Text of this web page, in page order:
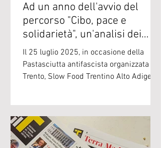
Ad un anno dell'avvio del
percorso "Cibo, pace e
solidarietà", un'analisi dei
risultati e delle prospettive
Il 25 luglio 2025, in occasione della
Pastasciutta antifascista organizzata a
Trento, Slow Food Trentino Alto Adige ha
buono, pulito e giusto; l’uso del cibo
come strumento di guerra; il rapporto